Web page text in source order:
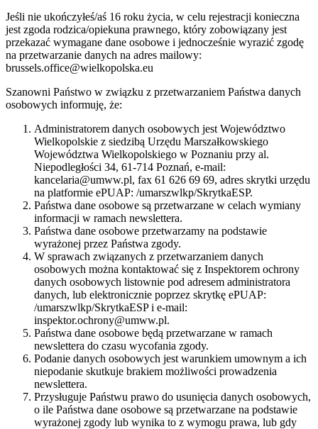
Jeśli nie ukończyłeś/aś 16 roku życia, w celu rejestracji konieczna
jest zgoda rodzica/opiekuna prawnego, który zobowiązany jest
przekazać wymagane dane osobowe i jednocześnie wyrazić zgodę
na przetwarzanie danych na adres mailowy:
brussels.office@wielkopolska.eu
Szanowni Państwo w związku z przetwarzaniem Państwa danych
osobowych informuję, że:
Administratorem danych osobowych jest Województwo
Wielkopolskie z siedzibą Urzędu Marszałkowskiego
Województwa Wielkopolskiego w Poznaniu przy al.
Niepodległości 34, 61-714 Poznań, e-mail:
kancelaria@umww.pl, fax 61 626 69 69, adres skrytki urzędu
na platformie ePUAP: /umarszwlkp/SkrytkaESP.
Państwa dane osobowe są przetwarzane w celach wymiany
informacji w ramach newslettera.
Państwa dane osobowe przetwarzamy na podstawie
wyrażonej przez Państwa zgody.
W sprawach związanych z przetwarzaniem danych
osobowych można kontaktować się z Inspektorem ochrony
danych osobowych listownie pod adresem administratora
danych, lub elektronicznie poprzez skrytkę ePUAP:
/umarszwlkp/SkrytkaESP i e-mail:
inspektor.ochrony@umww.pl.
Państwa dane osobowe będą przetwarzane w ramach
newslettera do czasu wycofania zgody.
Podanie danych osobowych jest warunkiem umownym a ich
niepodanie skutkuje brakiem możliwości prowadzenia
newslettera.
Przysługuje Państwu prawo do usunięcia danych osobowych,
o ile Państwa dane osobowe są przetwarzane na podstawie
wyrażonej zgody lub wynika to z wymogu prawa, lub gdy